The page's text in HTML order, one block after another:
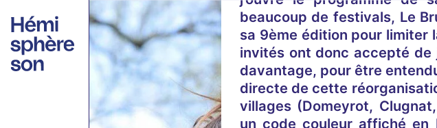
au
contenu
beaucoup de festivals, Le
sa 9ème édition pour limiter
invités ont donc accepté de
davantage, pour être
directe de cette
villages (Domeyrot,
un code couleur affiché